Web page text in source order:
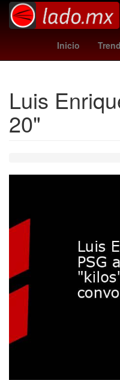
Inicio
Luis
20"